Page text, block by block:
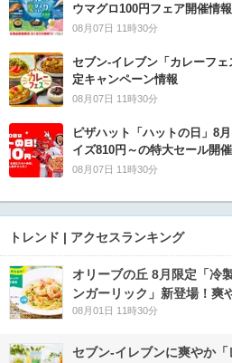
ウマグロ100円フェア開催情報
08月07日 11時30分
セブン‐イレブン「カレーフ
定キャンペーン情報
08月07日 11時30分
ピザハット「ハットの日」8
イズ810円～の特大セール開催
08月07日 11時30分
トレンド | アクセスランキング
オリーブの丘 8月限定「冷
ンガーリック」新登場！爽
08月01日 11時30分
セブン‐イレブンに爽やか